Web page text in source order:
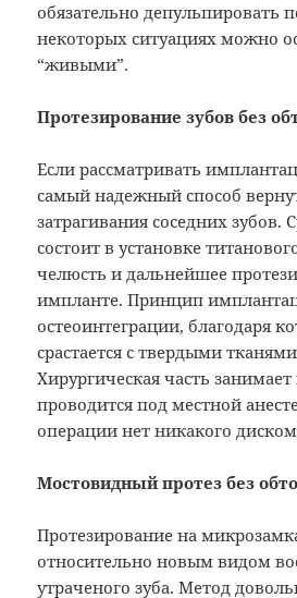
обязательно депульпировать
некоторых ситуациях можно
“живыми”.
Протезирование зубов без
Если рассматривать
самый надежный способ
затрагивания соседних зубов.
состоит в установке
челюсть и дальнейшее
импланте. Принцип
остеоинтеграции, благодаря
срастается с твердыми
Хирургическая часть
проводится под местной
операции нет никакого
Мостовидный протез без
Протезирование на
относительно новым видом
утраченого зуба. Метод